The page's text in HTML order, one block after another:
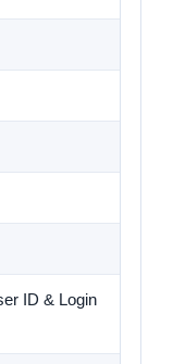
ID & Login